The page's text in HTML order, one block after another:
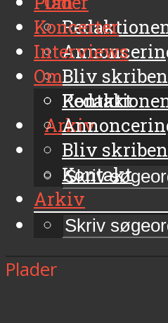
Bliv
Kontakt
Arkiv
Koncerter
Interviews
Om
Bliv
Kontakt
Arkiv
Plader